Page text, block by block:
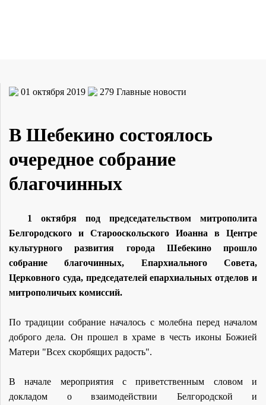
01 октября 2019 279 Главные новости
В Шебекино состоялось
очередное собрание
благочинных
1 октября под председательством митрополита
Белгородского и Старооскольского Иоанна в Центре
культурного развития города Шебекино прошло
собрание благочинных, Епархиального Совета,
Церковного суда, председателей епархиальных отделов и
митрополичьих комиссий.
По традиции собрание началось с молебна перед началом
доброго дела. Он прошел в храме в честь иконы Божией
Матери "Всех скорбящих радость".
В начале мероприятия с приветственным словом и
докладом о взаимодействии Белгородской и